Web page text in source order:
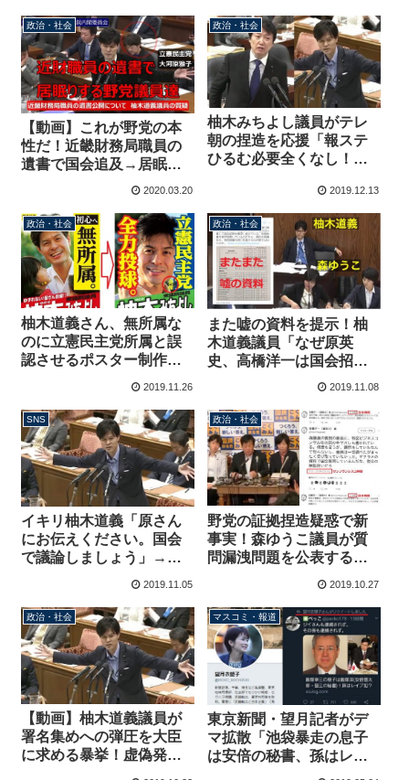
票報告
政治・社会
【動画】これが野党の本
性だ！近畿財務局職員の
遺書で国会追及→居眠り
を始める テレビ無しの
2020.03.20
政治・社会
柚木みちよし議員がテレ
朝の捏造を応援「報ステ
ひるむ必要全くなし！」
イートだな。総務委員会
で取り上げる」
2019.12.13
政治・社会
柚木道義さん、無所属な
のに立憲民主党所属と誤
認させるポスター制作
客擁立で焦りか？
2019.11.26
政治・社会
また嘘の資料を提示！柚
木道義議員「なぜ原英
史、高橋洋一は国会招致
したのに来なかった」→
2019.11.08
SNS
イキリ柚木道義「原さん
にお伝えください。国会
で議論しましょう」→本
のない証人喚問で」→柚
木「・・・」
2019.11.05
政治・社会
野党の証拠捏造疑惑で新
事実！森ゆうこ議員が質
問漏洩問題を公表するよ
野党関係者が作成か
2019.10.27
政治・社会
【動画】柚木道義議員が
署名集めへの弾圧を大臣
に求める暴挙！虚偽発言
マスコミ・報道
東京新聞・望月記者がデ
マ拡散「池袋暴走の息子
は安倍の秘書、孫はレイ